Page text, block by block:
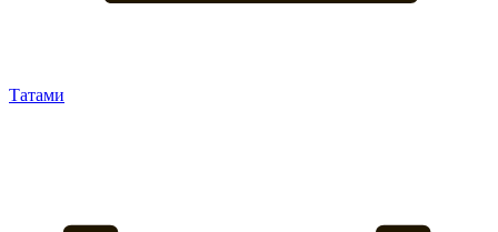
Татами